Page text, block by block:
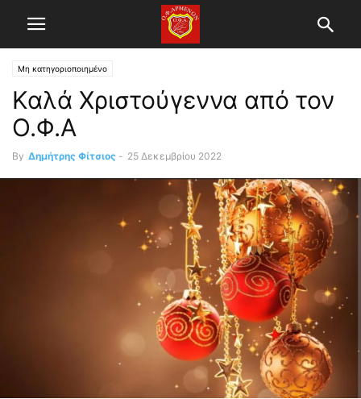
Μη κατηγοριοποιημένο
Καλά Χριστούγεννα από τον
Ο.Φ.Α
By Δημήτρης Φίτσιος - 25 Δεκεμβρίου 2022